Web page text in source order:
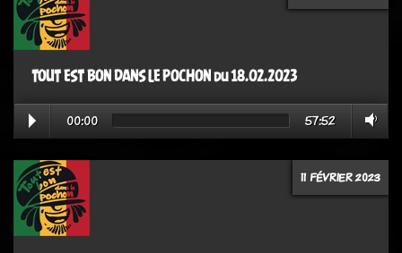
TOUT EST BON DANS LE POCHON du 18.02.2023
00:00 57:52
11 FÉVRIER 2023